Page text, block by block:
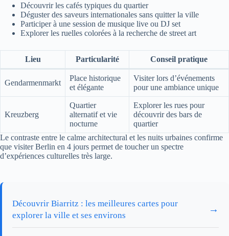
Découvrir les cafés typiques du quartier
Déguster des saveurs internationales sans quitter la ville
Participer à une session de musique live ou DJ set
Explorer les ruelles colorées à la recherche de street art
Lieu Particularité Conseil pratique
Gendarmenmarkt
Place historique
et élégante
Visiter lors d’événements
pour une ambiance unique
Kreuzberg
Quartier
alternatif et vie
nocturne
Explorer les rues pour
découvrir des bars de
quartier
Le contraste entre le calme architectural et les nuits urbaines confirme
que visiter Berlin en 4 jours permet de toucher un spectre
d’expériences culturelles très large.
Découvrir Biarritz : les meilleures cartes pour
explorer la ville et ses environs
→